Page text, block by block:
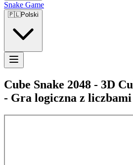
Snake Game
🇵🇱Polski
Cube Snake 2048 - 3D
- Gra logiczna z liczbami